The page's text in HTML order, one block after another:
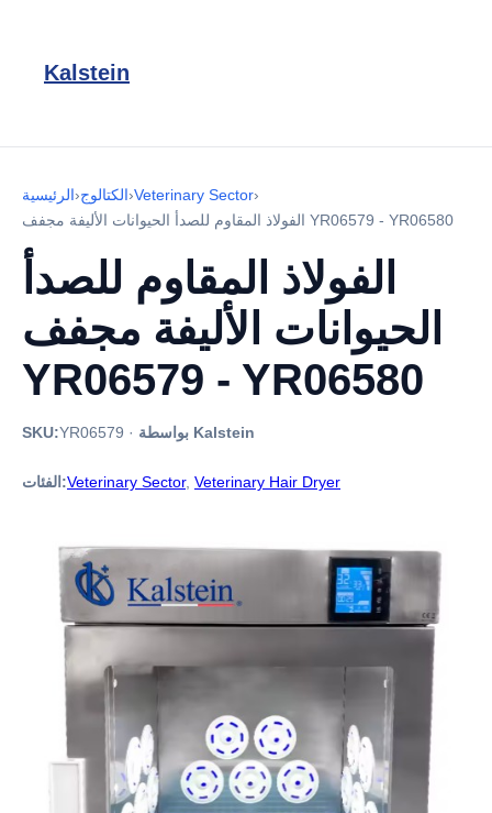
Kalstein
الرئيسية›الكتالوج›Veterinary Sector›
الفولاذ المقاوم للصدأ الحيوانات الأليفة مجفف YR06579 - YR06580
الفولاذ المقاوم للصدأ
الحيوانات الأليفة مجفف
YR06579 - YR06580
SKU:YR06579 · بواسطة Kalstein
الفئات:Veterinary Sector, Veterinary Hair Dryer